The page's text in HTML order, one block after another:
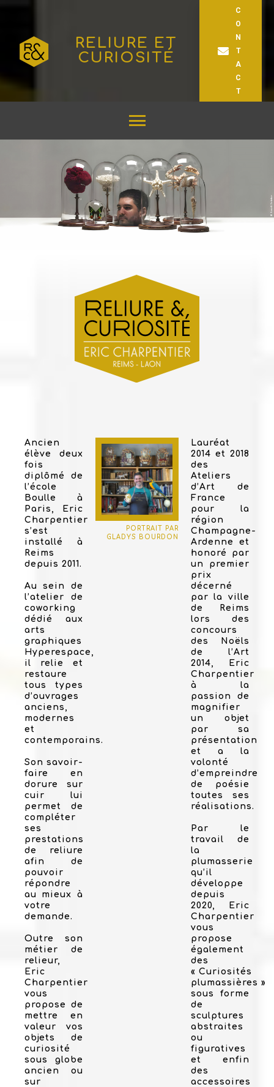
RELIURE ET
CURIOSITÉ
C
O
N
T
A
C
T
Ancien
élève deux
fois
diplômé de
l’école
Boulle à
Paris, Eric
Charpentier
s’est
installé à
Reims
depuis 2011.
Au sein de
l’atelier de
coworking
dédié aux
arts
graphiques
Hyperespace,
il relie et
restaure
tous types
d’ouvrages
anciens,
modernes
et
contemporains.
Son savoir-
faire en
dorure sur
cuir lui
permet de
compléter
ses
prestations
de reliure
afin de
pouvoir
répondre
au mieux à
votre
demande.
Outre son
métier de
relieur,
Eric
Charpentier
vous
propose de
mettre en
valeur vos
objets de
curiosité
sous globe
ancien ou
sur
PORTRAIT PAR
GLADYS BOURDON
Lauréat
2014 et 2018
des
Ateliers
d’Art de
France
pour la
région
Champagne-
Ardenne et
honoré par
un premier
prix
décerné
par la ville
de Reims
lors des
concours
des Noëls
de l’Art
2014, Eric
Charpentier
à la
passion de
magnifier
un objet
par sa
présentation
et a la
volonté
d’empreindre
de poésie
toutes ses
réalisations.
Par le
travail de
la
plumasserie
qu’il
développe
depuis
2020, Eric
Charpentier
vous
propose
également
des
« Curiosités
plumassières »
sous forme
de
sculptures
abstraites
ou
figuratives
et enfin
des
accessoires